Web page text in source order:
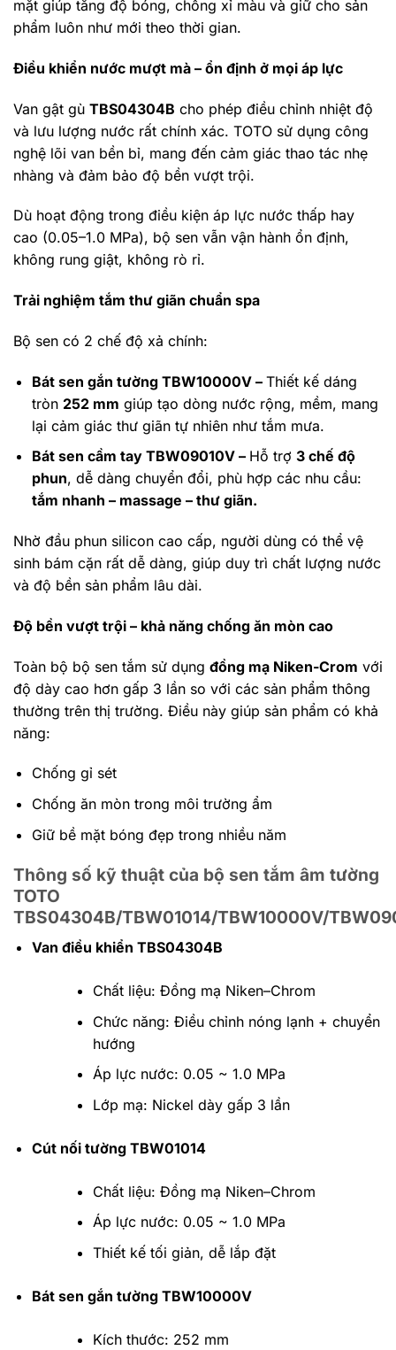
mặt giúp tăng độ bóng, chống xỉ màu và giữ cho sản
phẩm luôn như mới theo thời gian.
Điều khiển nước mượt mà – ổn định ở mọi áp lực
Van gật gù TBS04304B cho phép điều chỉnh nhiệt độ
và lưu lượng nước rất chính xác. TOTO sử dụng công
nghệ lõi van bền bỉ, mang đến cảm giác thao tác nhẹ
nhàng và đảm bảo độ bền vượt trội.
Dù hoạt động trong điều kiện áp lực nước thấp hay
cao (0.05–1.0 MPa), bộ sen vẫn vận hành ổn định,
không rung giật, không rò rỉ.
Trải nghiệm tắm thư giãn chuẩn spa
Bộ sen có 2 chế độ xả chính:
Bát sen gắn tường TBW10000V – Thiết kế dáng
tròn 252 mm giúp tạo dòng nước rộng, mềm, mang
lại cảm giác thư giãn tự nhiên như tắm mưa.
Bát sen cầm tay TBW09010V – Hỗ trợ 3 chế độ
phun, dễ dàng chuyển đổi, phù hợp các nhu cầu:
tắm nhanh – massage – thư giãn.
Nhờ đầu phun silicon cao cấp, người dùng có thể vệ
sinh bám cặn rất dễ dàng, giúp duy trì chất lượng nước
và độ bền sản phẩm lâu dài.
Độ bền vượt trội – khả năng chống ăn mòn cao
Toàn bộ bộ sen tắm sử dụng đồng mạ Niken-Crom với
độ dày cao hơn gấp 3 lần so với các sản phẩm thông
thường trên thị trường. Điều này giúp sản phẩm có khả
năng:
Chống gỉ sét
Chống ăn mòn trong môi trường ẩm
Giữ bề mặt bóng đẹp trong nhiều năm
Thông số kỹ thuật của bộ sen tắm âm tường
TOTO
TBS04304B/TBW01014/TBW10000V/
Van điều khiển TBS04304B
Chất liệu: Đồng mạ Niken–Chrom
Chức năng: Điều chỉnh nóng lạnh + chuyển
hướng
Áp lực nước: 0.05 ~ 1.0 MPa
Lớp mạ: Nickel dày gấp 3 lần
Cút nối tường TBW01014
Chất liệu: Đồng mạ Niken–Chrom
Áp lực nước: 0.05 ~ 1.0 MPa
Thiết kế tối giản, dễ lắp đặt
Bát sen gắn tường TBW10000V
Kích thước: 252 mm